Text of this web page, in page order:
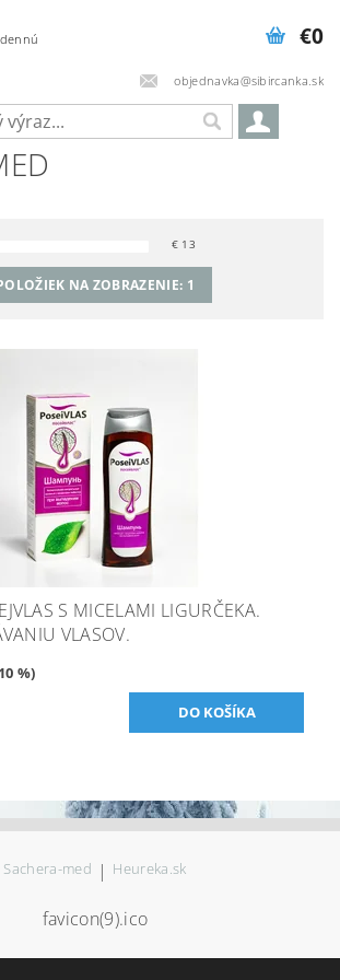
objednavka@sibircanka.sk
€0
€ 13
NA ZOBRAZENIE: 1
S MICELAMI LIGURČEKA.
VLASOV.
%)
Sachera-med | Heureka.sk
favicon(9).ico